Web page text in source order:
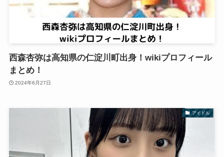
西森杏弥は高知県の仁淀川町出身！wikiプロフィール
まとめ！
2024年6月27日
アイドル